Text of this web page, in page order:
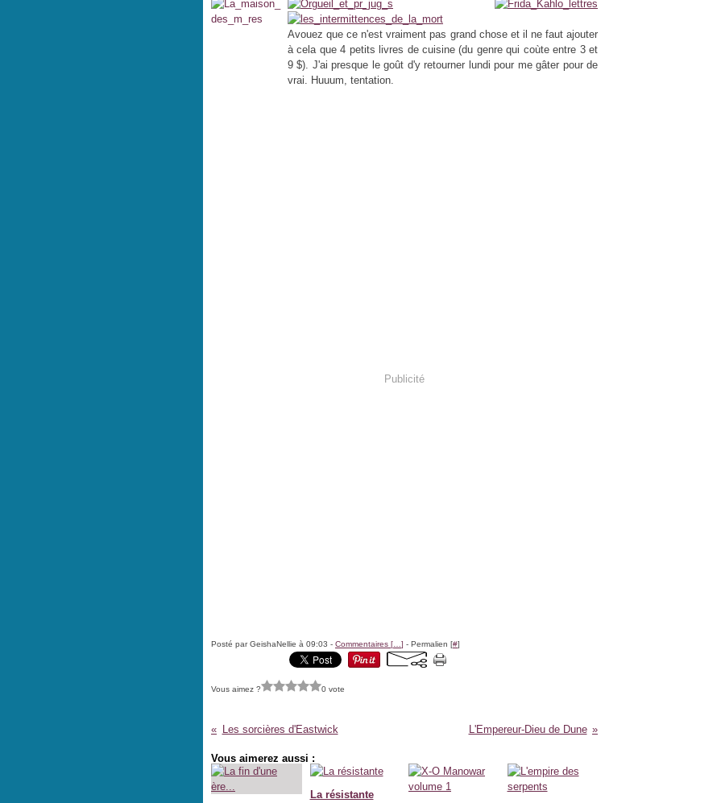
Avouez que ce n'est vraiment pas grand chose et il ne faut ajouter
à cela que 4 petits livres de cuisine (du genre qui coùte entre 3 et
9 $). J'ai presque le goût d'y retourner lundi pour me gâter pour de
vrai. Huuum, tentation.
Publicité
Posté par GeishaNellie à 09:03 - Commentaires [ ] - Permalien [#]
Vous aimez ? 0 vote
Les sorcières d'Eastwick L'Empereur-Dieu de Dune
Vous aimerez aussi :
La résistante